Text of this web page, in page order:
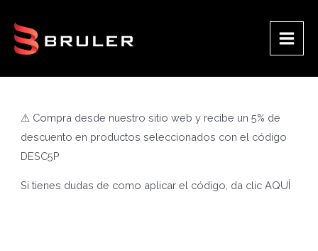
contenido
Main
⚠ Compra desde nuestro sitio web y recibe un 5% de
descuento en productos seleccionados con el código
DESC5P
Si tienes dudas de como aplicar el código, da clicAQUÍ